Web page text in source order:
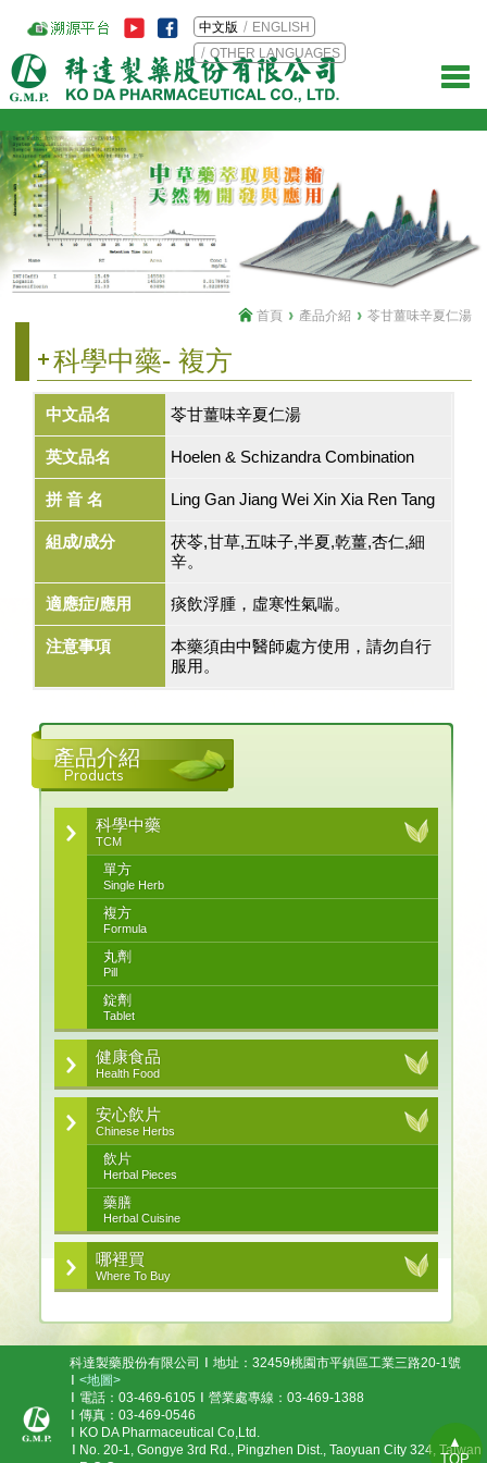
中文版
ENGLISH
OTHER LANGUAGES
科學中藥- 複方
首頁 產品介紹 苓甘薑味辛夏仁湯
中文品名 苓甘薑味辛夏仁湯
英文品名 Hoelen & Schizandra Combination
拼 音 名 Ling Gan Jiang Wei Xin Xia Ren Tang
組成/成分
茯苓,甘草,五味子,半夏,乾薑,杏仁,細
辛。
適應症/應用 痰飲浮腫，虛寒性氣喘。
注意事項
本藥須由中醫師處方使用，請勿自行
服用。
產品介紹
Products
科學中藥
TCM
單方
Single Herb
複方
Formula
丸劑
Pill
錠劑
Tablet
健康食品
Health Food
安心飲片
Chinese Herbs
飲片
Herbal Pieces
藥膳
Herbal Cuisine
哪裡買
Where To Buy
科達製藥股份有限公司
地址：32459桃園市平鎮區工業三路20-1號
<地圖>
電話：03-469-6105
營業處專線：03-469-1388
傳真：03-469-0546
KO DA Pharmaceutical Co,Ltd.
No. 20-1, Gongye 3rd Rd., Pingzhen Dist., Taoyuan City 324, Taiwan
▲
TOP